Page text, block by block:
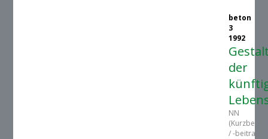
beton
3
1992
der
NN
/ -beitrag)